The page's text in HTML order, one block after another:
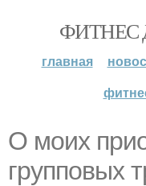
ФИТНЕС
главная
О моих
групповых